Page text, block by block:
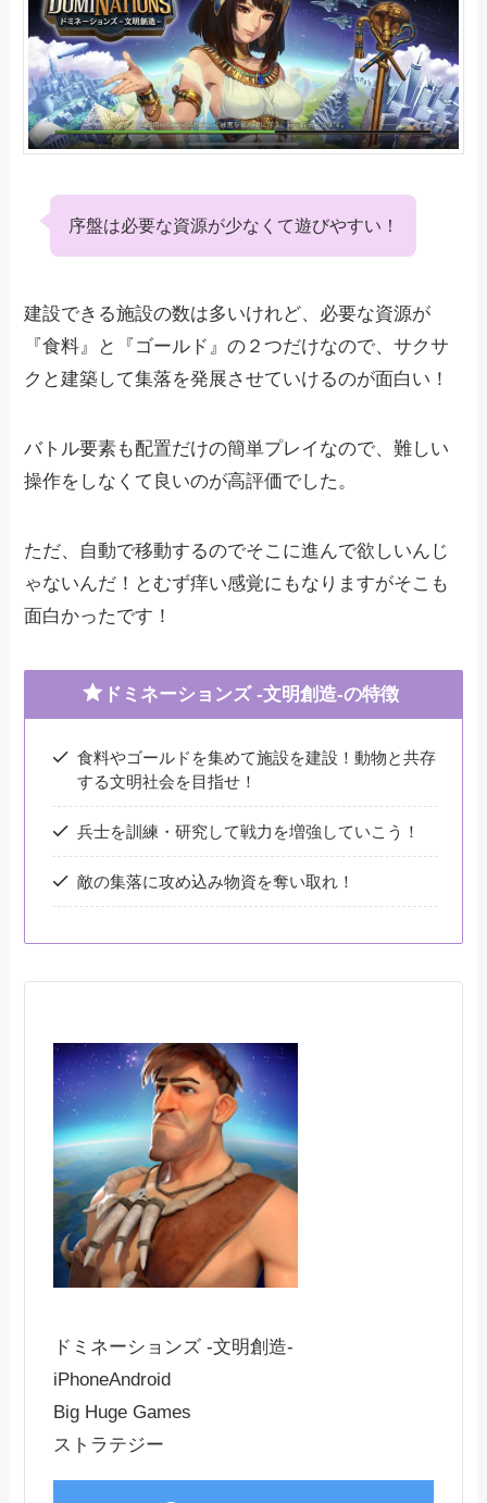
序盤は必要な資源が少なくて遊びやすい！
建設できる施設の数は多いけれど、必要な資源が
『食料』と『ゴールド』の２つだけなので、サクサ
クと建築して集落を発展させていけるのが面白い！
バトル要素も配置だけの簡単プレイなので、難しい
操作をしなくて良いのが高評価でした。
ただ、自動で移動するのでそこに進んで欲しいんじ
ゃないんだ！とむず痒い感覚にもなりますがそこも
面白かったです！
ドミネーションズ -文明創造-の特徴
食料やゴールドを集めて施設を建設！動物と共存
する文明社会を目指せ！
兵士を訓練・研究して戦力を増強していこう！
敵の集落に攻め込み物資を奪い取れ！
ドミネーションズ -文明創造-
iPhoneAndroid
Big Huge Games
ストラテジー